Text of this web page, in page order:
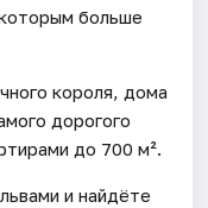
больше
короля, дома
дорогого
до 700 м².
и найдёте